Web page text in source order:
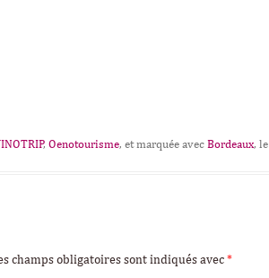
, Oenotourisme, et marquée avec Bordeaux, le
champs obligatoires sont indiqués avec *